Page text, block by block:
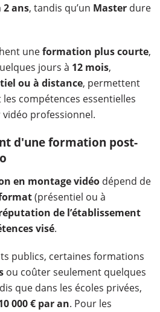
2 ans, tandis qu’un Master dure
uneformation plus courte,
jours à 12 mois,
ou à distance, permettent
compétences essentielles
professionnel.
d'une formation post-
en montage vidéo dépend de
(présentiel ou à
de l’établissement
visé.
publics, certaines formations
ou coûter seulement quelques
que dans les écoles privées,
000 € par an. Pour les